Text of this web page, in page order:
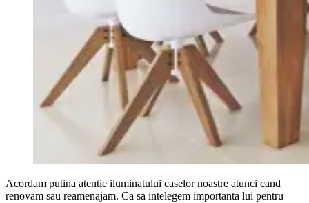
Acordam putina atentie iluminatului caselor noastre atunci cand
renovam sau reamenajam. Ca sa intelegem importanta lui pentru